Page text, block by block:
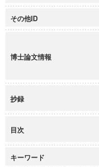
その他ID
博士論文情報
抄録
目次
キーワード